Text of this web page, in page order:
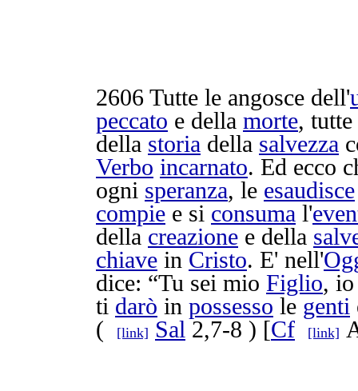
2606 Tutte le angosce dell'
peccato e della morte,
della storia della salvezza
Verbo incarnato. Ed ecco
ogni speranza, le esaudisce
compie e si consuma l'
della creazione e della
chiave in Cristo. E' nell'
dice: “Tu sei mio Figlio,
ti darò in possesso le genti
(
[link] Sal 2,7-8 ) [Cf [link]